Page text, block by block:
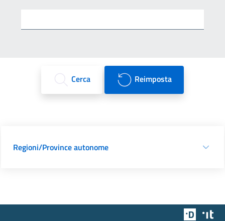
Cerca Reimposta
Regioni/Province autonome
Team